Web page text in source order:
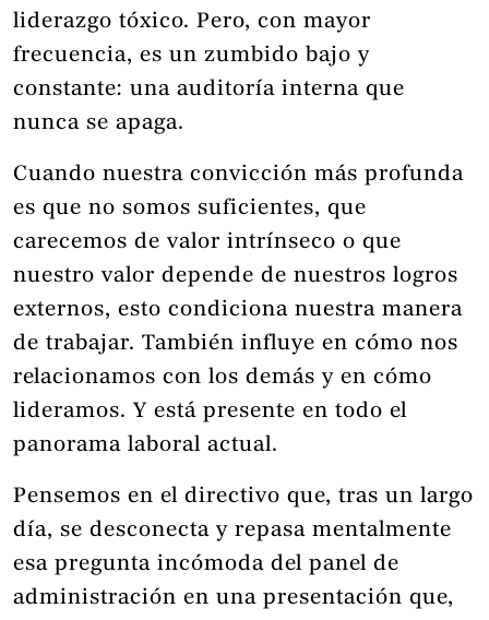
liderazgo tóxico. Pero, con mayor
frecuencia, es un zumbido bajo y
constante: una auditoría interna que
nunca se apaga.
Cuando nuestra convicción más profunda
es que no somos suficientes, que
carecemos de valor intrínseco o que
nuestro valor depende de nuestros logros
externos, esto condiciona nuestra manera
de trabajar. También influye en cómo nos
relacionamos con los demás y en cómo
lideramos. Y está presente en todo el
panorama laboral actual.
Pensemos en el directivo que, tras un largo
día, se desconecta y repasa mentalmente
esa pregunta incómoda del panel de
administración en una presentación que,